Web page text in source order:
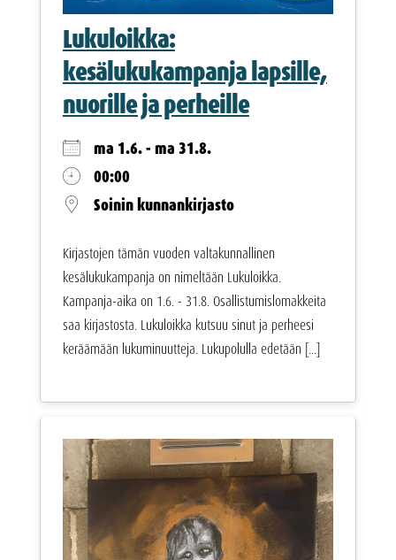
Lukuloikka:
kesälukukampanja lapsille,
nuorille ja perheille
ma 1.6. - ma 31.8.
00:00
Soinin kunnankirjasto
Kirjastojen tämän vuoden valtakunnallinen
kesälukukampanja on nimeltään Lukuloikka.
Kampanja-aika on 1.6. - 31.8. Osallistumislomakkeita
saa kirjastosta. Lukuloikka kutsuu sinut ja perheesi
keräämään lukuminuutteja. Lukupolulla edetään [...]